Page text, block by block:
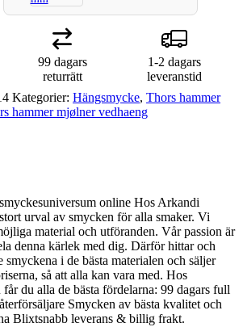
99 dagars
returrätt
1-2 dagars
leveranstid
Kategorier: Hängsmycke, Thors hammer
hammer mjølner vedhaeng
online Hos Arkandi
urval av smycken för alla smaker. Vi
material och utföranden. Vår passion är
denna kärlek med dig. Därför hittar och
smyckena i de bästa materialen och säljer
så att alla kan vara med. Hos
du alla de bästa fördelarna: 99 dagars full
Smycken av bästa kvalitet och
Blixtsnabb leverans & billig frakt.